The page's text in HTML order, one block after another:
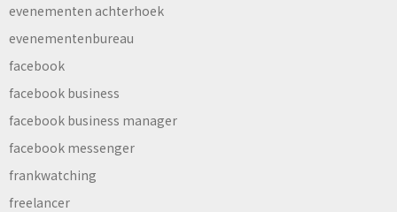
evenementen achterhoek
evenementenbureau
facebook
facebook business
facebook business manager
facebook messenger
frankwatching
freelancer